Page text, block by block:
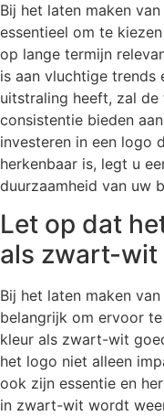
Bij het laten maken
essentieel om te
op lange termijn
is aan vluchtige trends
uitstraling heeft, zal
consistentie bieden
investeren in een logo
herkenbaar is, legt u
duurzaamheid van uw
Let op dat
als zwart-wit
Bij het laten maken
belangrijk om ervoor
kleur als zwart-wit
het logo niet alleen
ook zijn essentie en
in zwart-wit wordt